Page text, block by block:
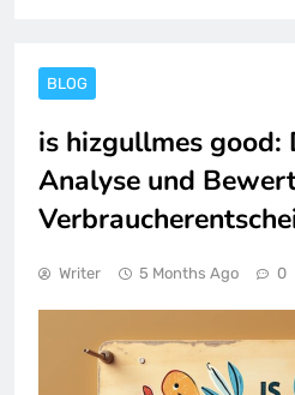
BLOG
is hizgullmes
Analyse und
Writer 5 Months Ago 0